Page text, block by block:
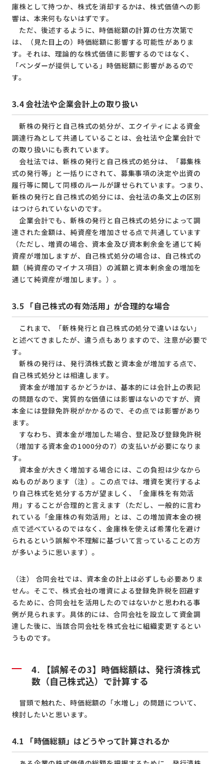
庫株として持つか、株式を消却するかは、株式価値への影
響は、本来何もないはずです。
ただ、後述するように、時価総額の計算の仕方次第で
は、（見た目上の）時価総額に影響する可能性がありま
す。それは、理論的な株式価値に影響するのではなく、
「ベンダーが提供している」時価総額に影響があるので
す。
3.4会社法や企業会計上の取り扱い
新株の発行と自己株式の処分が、エクイティによる資金
調達行為として共通していることは、会社法や企業会計で
の取り扱いにも表れています。
会社法では、新株の発行と自己株式の処分は、「募集株
式の発行等」と一括りにされて、募集事項の決定や出資の
履行等に関して同様のルールが課せられています。つまり、
新株の発行と自己株式の処分には、会社法の条文上の区別
はつけられていないのです。
企業会計でも、新株の発行と自己株式の処分によって調
達された金額は、純資産を増加させる点で共通しています
（ただし、増資の場合、資本金及び資本剰余金を通じて純
資産が増加しますが、自己株式処分の場合は、自己株式の
額（純資産のマイナス項目）の減額と資本剰余金の増加を
通じて純資産が増加します。）。
3.5 「自己株式の有効活用」が合理的な場合
これまで、「新株発行と自己株式の処分で違いはない」
と述べてきましたが、違う点もありますので、注意が必要で
す。
新株の発行は、発行済株式数と資本金が増加する点で、
自己株式処分とは相違します。
資本金が増加するかどうかは、基本的には会計上の表記
の問題なので、実質的な価値には影響はないのですが、資
本金には登録免許税がかかるので、その点では影響があり
ます。
すなわち、資本金が増加した場合、登記及び登録免許税
（増加する資本金の1000分の7）の支払いが必要になりま
す。
資本金が大きく増加する場合には、この負担は少なから
ぬものがあります（注）。この点では、増資を実行するよ
り自己株式を処分する方が望ましく、「金庫株を有効活
用」することが合理的と言えます（ただし、一般的に言わ
れている「金庫株の有効活用」とは、この増加資本金の視
点で述べているのではなく、金庫株を使えば希薄化を避け
られるという誤解や不理解に基づいて言っていることの方
が多いように思います）。
（注） 合同会社では、資本金の計上は必ずしも必要ありま
せん。そこで、株式会社の増資による登録免許税を回避す
るために、合同会社を活用したのではないかと思われる事
例が見られます。具体的には、合同会社を設立して資金調
達した後に、当該合同会社を株式会社に組織変更するとい
うものです。
4. 【誤解その3】時価総額は、発行済株式
数（自己株式込）で計算する
冒頭で触れた、時価総額の「水増し」の問題について、
検討したいと思います。
4.1 「時価総額」はどうやって計算されるか